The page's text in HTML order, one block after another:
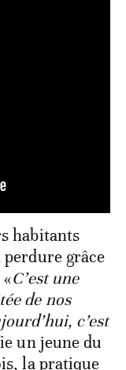
habitants
grâce
C’est une
de nos
c’est
un jeune du
la pratique